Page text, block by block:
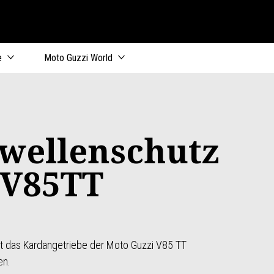
Moto Guzzi World
Kardangetriebe der Moto Guzzi V85 TT